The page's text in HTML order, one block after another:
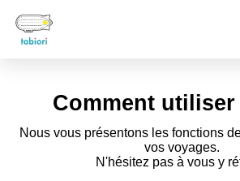
Comment
Nous vous présentons les fonctions
vos voyages.
N'hésitez pas à vous y